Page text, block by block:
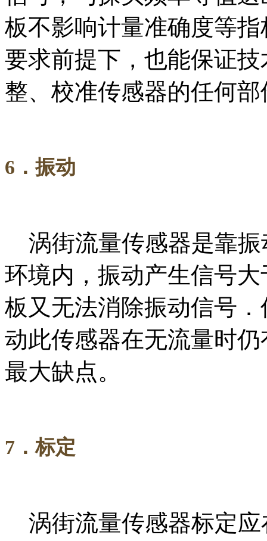
板不影响计量准确度等
要求前提下，也能保证
整、校准传感器的任何部
6 ．振动
涡街流量传感器是靠
环境内，振动产生信号
板又无法消除振动信号
动此传感器在无流量时
最大缺点。
7 ．标定
涡街流量传感器标定